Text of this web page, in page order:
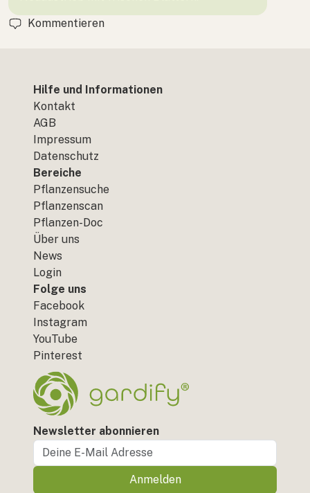
Kommentieren
Hilfe und Informationen
Kontakt
AGB
Impressum
Datenschutz
Bereiche
Pflanzensuche
Pflanzenscan
Pflanzen-Doc
Über uns
News
Login
Folge uns
Facebook
Instagram
YouTube
Pinterest
Newsletter abonnieren
Anmelden